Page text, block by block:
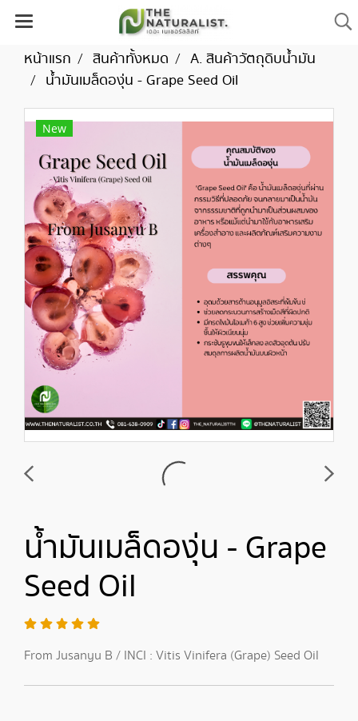
หน้าแรก สินค้าทั้งหมด
A. สินค้าวัตถุดิบน้ำมัน
น้ำมันเมล็ดองุ่น - Grape Seed Oil
New
น้ำมันเมล็ดองุ่น - Grape
Seed Oil
From Jusanyu B / INCI : Vitis Vinifera (Grape) Seed Oil